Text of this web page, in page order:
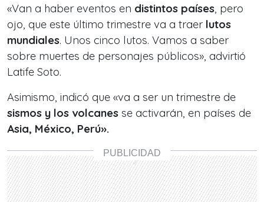
«Van a haber eventos en distintos países, pero
ojo, que este último trimestre va a traer lutos
mundiales. Unos cinco lutos. Vamos a saber
sobre muertes de personajes públicos», advirtió
Latife Soto.
Asimismo, indicó que «va a ser un trimestre de
sismos y los volcanes se activarán, en países de
Asia, México, Perú».